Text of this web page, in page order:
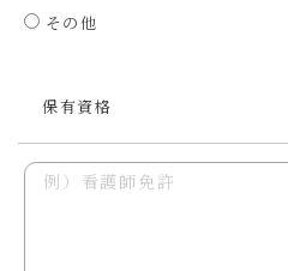
その他
保有資格